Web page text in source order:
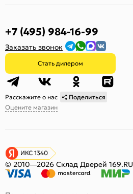
+7 (495) 984-16-99
Заказать звонок
Стать дилером
Расскажите о нас
Поделиться
Оцените магазин
ИКС 1340
© 2010—2026 Склад Дверей 169.RU